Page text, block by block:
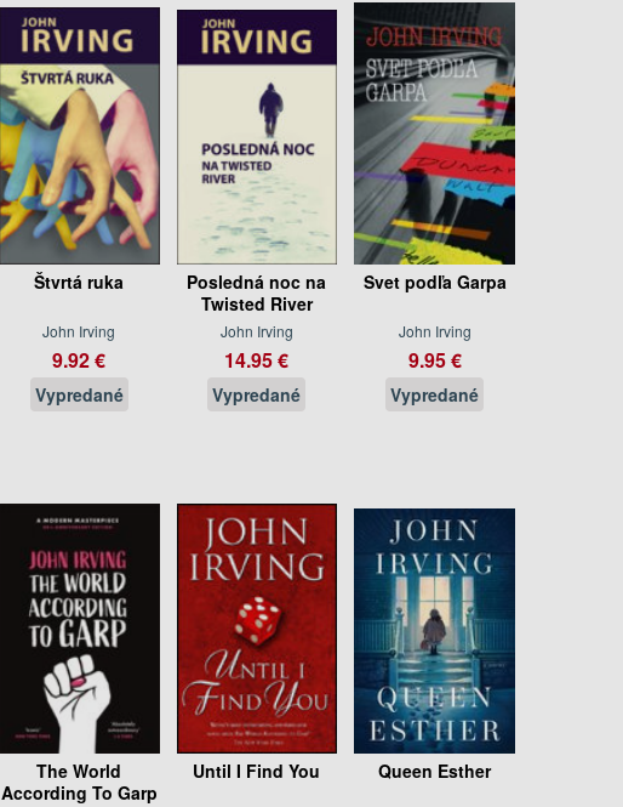
Štvrtá ruka
John Irving
9.92 €
Vypredané
Posledná noc na
Twisted River
John Irving
14.95 €
Vypredané
Svet podľa Garpa
John Irving
9.95 €
Vypredané
The World
According To Garp
Until I Find You Queen Esther